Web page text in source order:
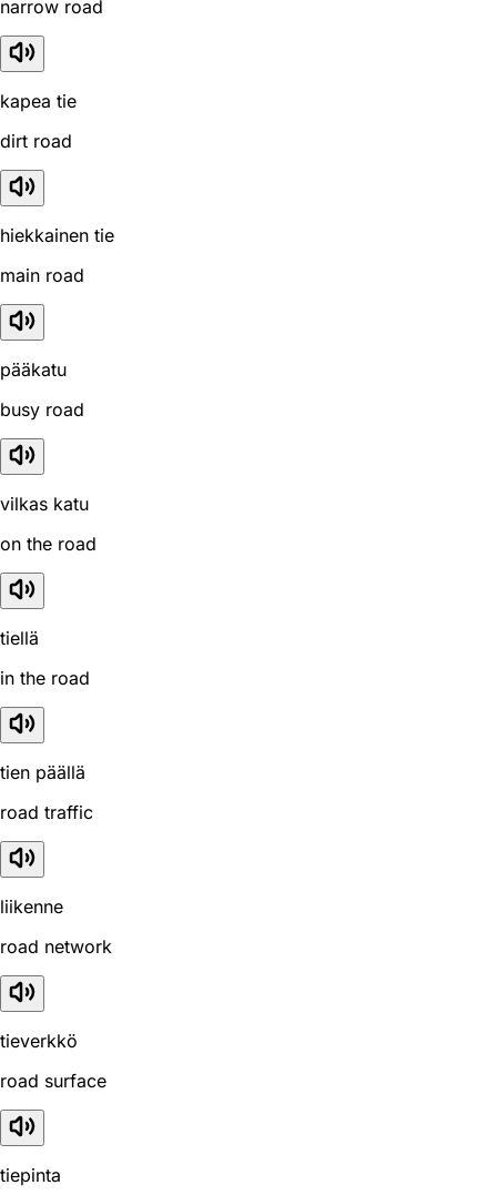
narrow road
kapea tie
dirt road
hiekkainen tie
main road
pääkatu
busy road
vilkas katu
on the road
tiellä
in the road
tien päällä
road traffic
liikenne
road network
tieverkkö
road surface
tiepinta